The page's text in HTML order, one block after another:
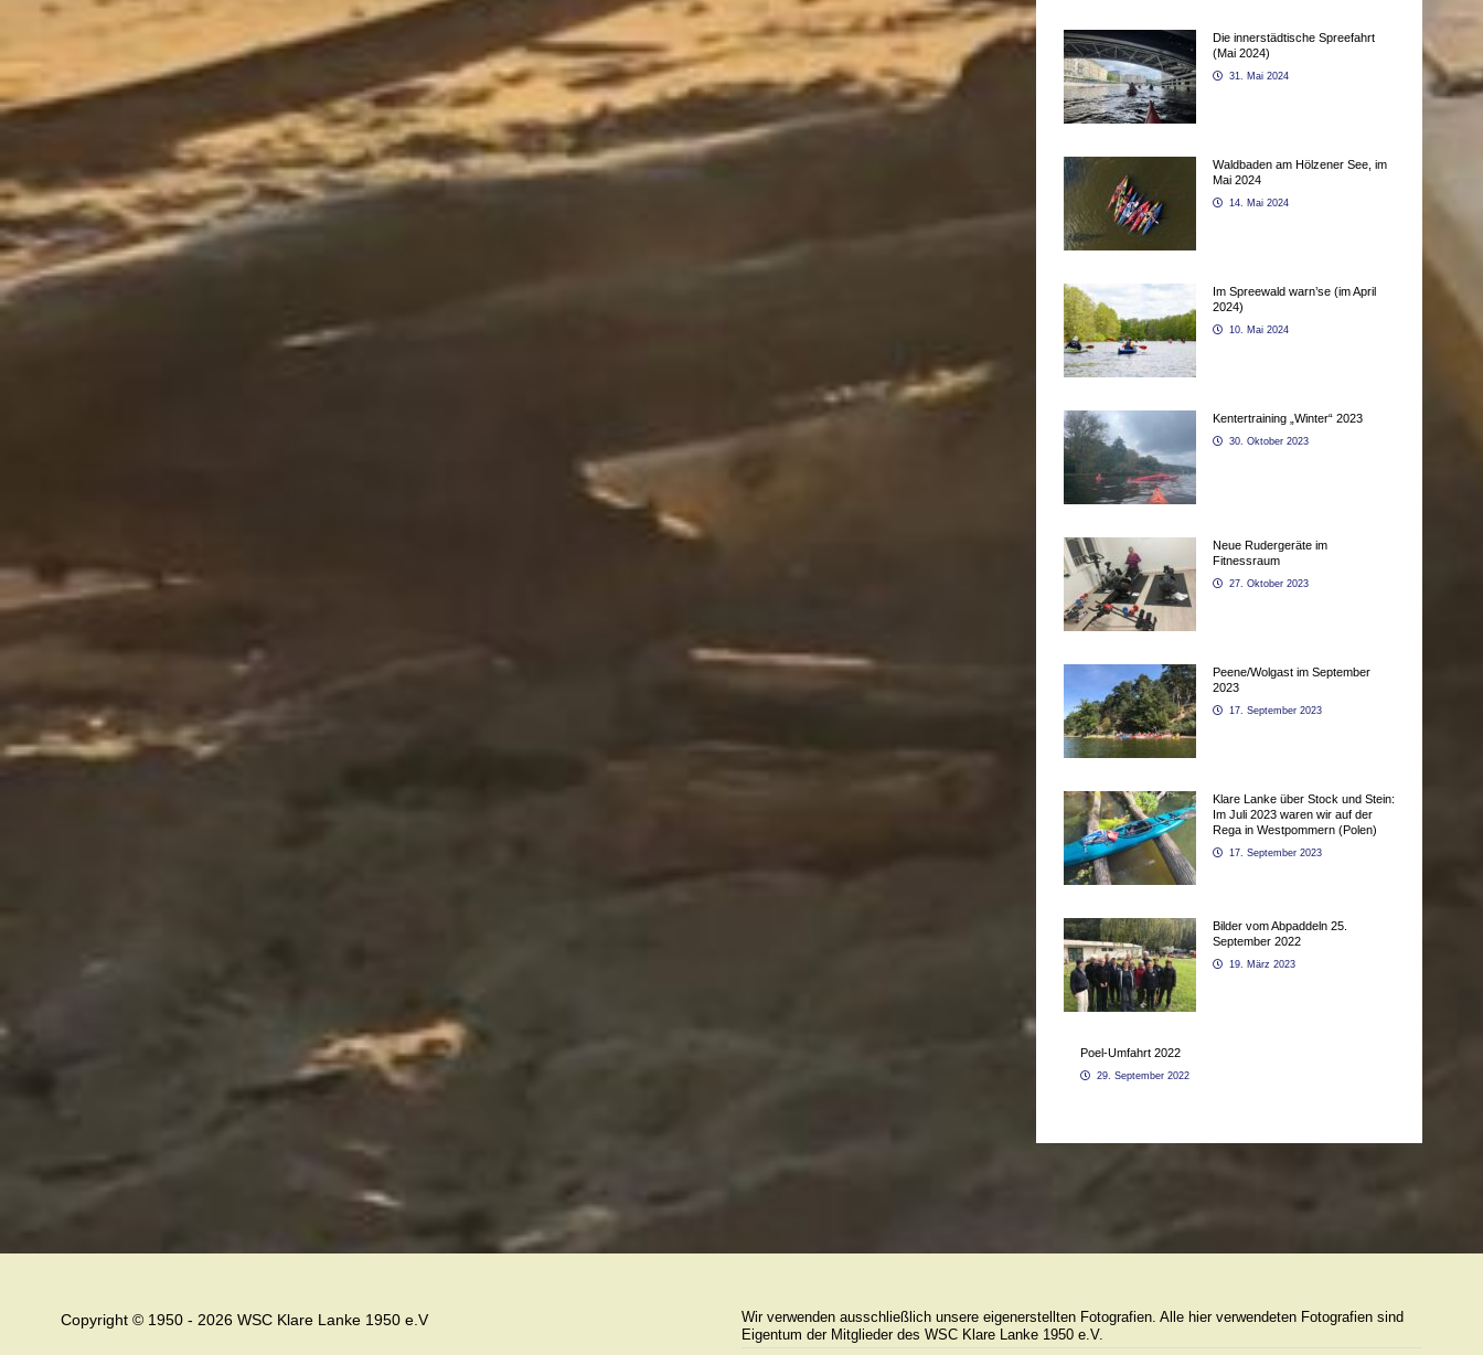
Die innerstädtische Spreefahrt
(Mai 2024)
31. Mai 2024
Waldbaden am Hölzener See, im
Mai 2024
14. Mai 2024
Im Spreewald warn’se (im April
2024)
10. Mai 2024
Kentertraining „Winter“ 2023
30. Oktober 2023
Neue Rudergeräte im
Fitnessraum
27. Oktober 2023
Peene/Wolgast im September
2023
17. September 2023
Klare Lanke über Stock und Stein:
Im Juli 2023 waren wir auf der
Rega in Westpommern (Polen)
17. September 2023
Bilder vom Abpaddeln 25.
September 2022
19. März 2023
Poel-Umfahrt 2022
29. September 2022
Copyright © 1950 - 2026 WSC Klare Lanke 1950 e.V
Wir verwenden ausschließlich unsere eigenerstellten Fotografien. Alle hier verwendeten Fotografien sind
Eigentum der Mitglieder des WSC Klare Lanke 1950 e.V.